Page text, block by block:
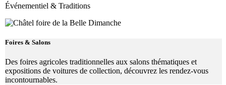
Événementiel & Traditions
Foires & Salons
Des foires agricoles traditionnelles aux salons thématiques et
expositions de voitures de collection, découvrez les rendez-vous
incontournables.